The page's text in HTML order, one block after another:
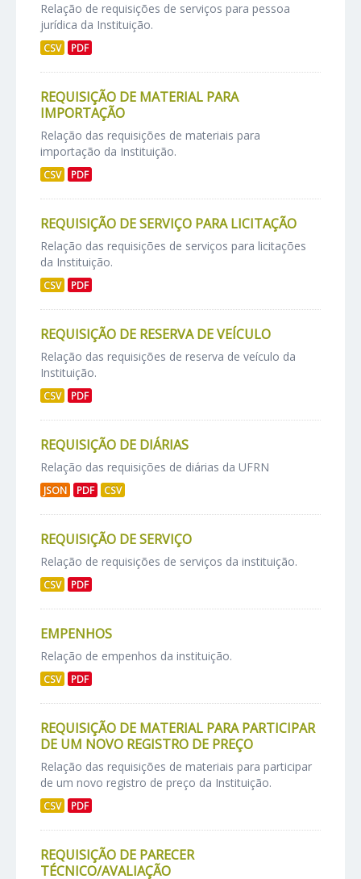
Relação de requisições de serviços para pessoa
jurídica da Instituição.
CSV PDF
REQUISIÇÃO DE MATERIAL PARA
IMPORTAÇÃO
Relação das requisições de materiais para
importação da Instituição.
CSV PDF
REQUISIÇÃO DE SERVIÇO PARA LICITAÇÃO
Relação das requisições de serviços para licitações
da Instituição.
CSV PDF
REQUISIÇÃO DE RESERVA DE VEÍCULO
Relação das requisições de reserva de veículo da
Instituição.
CSV PDF
REQUISIÇÃO DE DIÁRIAS
Relação das requisições de diárias da UFRN
JSON PDF CSV
REQUISIÇÃO DE SERVIÇO
Relação de requisições de serviços da instituição.
CSV PDF
EMPENHOS
Relação de empenhos da instituição.
CSV PDF
REQUISIÇÃO DE MATERIAL PARA PARTICIPAR
DE UM NOVO REGISTRO DE PREÇO
Relação das requisições de materiais para participar
de um novo registro de preço da Instituição.
CSV PDF
REQUISIÇÃO DE PARECER
TÉCNICO/AVALIAÇÃO